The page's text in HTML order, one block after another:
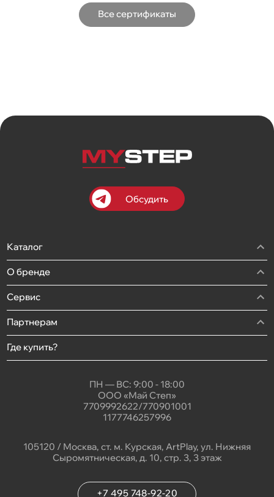
Все сертификаты
Обсудить
Каталог
О бренде
Сервис
Партнерам
Где купить?
ПН — ВС: 9:00 - 18:00
ООО «Май Степ»
7709992622/770901001
1177746257996
105120 / Москва, ст. м. Курская, ArtPlay, ул. Нижняя
Сыромятническая, д. 10, стр. 3, 3 этаж
+7 495 748-92-20